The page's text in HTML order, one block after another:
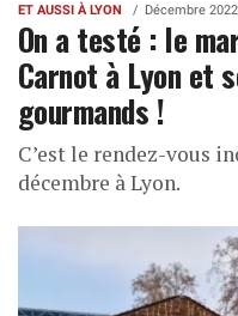
ET AUSSI À LYON Décembre 2022
On a testé : le
Carnot à Lyon et
gourmands !
C’est le rendez-vous
décembre à Lyon.